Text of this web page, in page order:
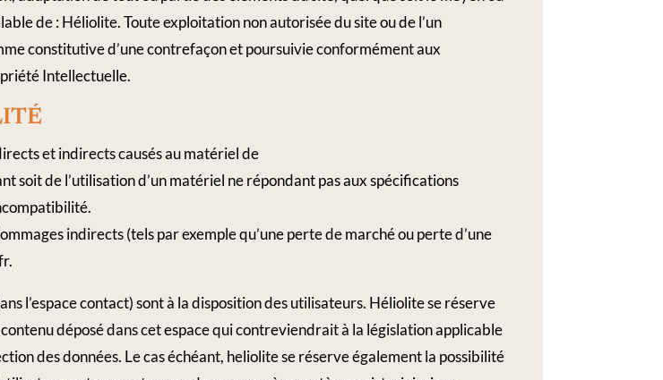
de : Héliolite. Toute exploitation non autorisée du site ou de l’un
constitutive d’une contrefaçon et poursuivie conformément aux
Intellectuelle.
et indirects causés au matériel de
soit de l’utilisation d’un matériel ne répondant pas aux spécifications
indirects (tels par exemple qu’une perte de marché ou perte d’une
l’espace contact) sont à la disposition des utilisateurs. Héliolite se réserve
déposé dans cet espace qui contreviendrait à la législation applicable
des données. Le cas échéant, heliolite se réserve également la possibilité